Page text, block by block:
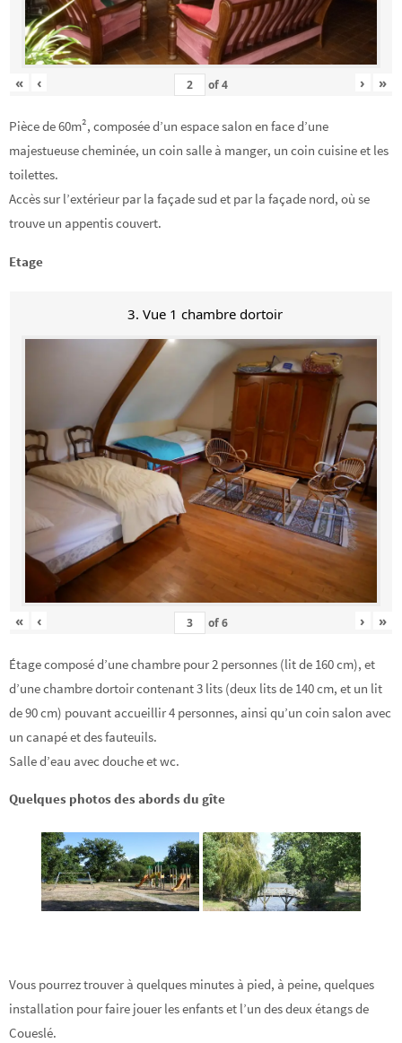
« ‹ of4 › »
Pièce de 60m², composée d’un espace salon en face d’une
majestueuse cheminée, un coin salle à manger, un coin cuisine et les
toilettes.
Accès sur l’extérieur par la façade sud et par la façade nord, où se
trouve un appentis couvert.
Etage
3. Vue 1 chambre dortoir
« ‹ of6 › »
Étage composé d’une chambre pour 2 personnes (lit de 160 cm), et
d’une chambre dortoir contenant 3 lits (deux lits de 140 cm, et un lit
de 90 cm) pouvant accueillir 4 personnes, ainsi qu’un coin salon avec
un canapé et des fauteuils.
Salle d’eau avec douche et wc.
Quelques photos des abords du gîte
Vous pourrez trouver à quelques minutes à pied, à peine, quelques
installation pour faire jouer les enfants et l’un des deux étangs de
Coueslé.